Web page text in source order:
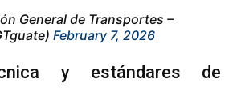
General de Transportes –
February 7, 2026
y estándares de